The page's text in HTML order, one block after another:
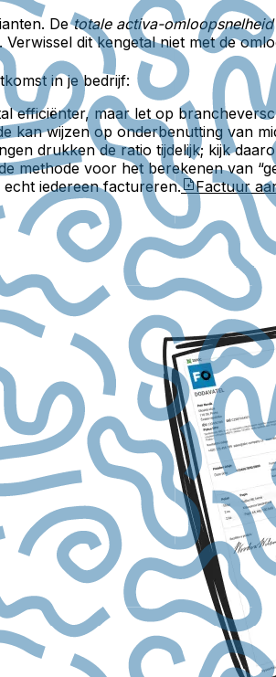
Detotale activa-omloopsnelheid
Verwissel dit kengetal niet met de
in je bedrijf:
efficiënter, maar let op
kan wijzen op onderbenutting van
drukken de ratio tijdelijk; kijk
methode voor het berekenen van
iedereen factureren.
Factuur